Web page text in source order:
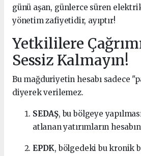
günü aşan, günlerce süren
yönetim zafiyetidir, ayıptır!
Yetkililere
Sessiz Kalmayın!
Bu mağduriyetin hesabı sadece
diyerek verilemez.
SEDAŞ, bu bölgeye
atlanan yatırımların
EPDK, bölgedeki bu kronik